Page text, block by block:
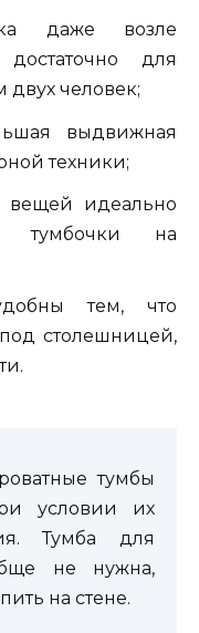
даже возле
для
человек;
выдвижная
техники;
вещей идеально
тумбочки на
тем, что
столешницей,
тумбы
условии их
Тумба для
не нужна,
на стене.